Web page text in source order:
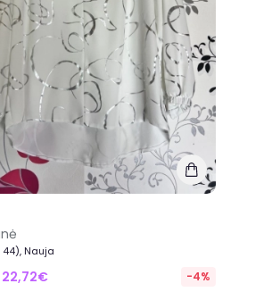
44), Nauja
22,72€ -4%